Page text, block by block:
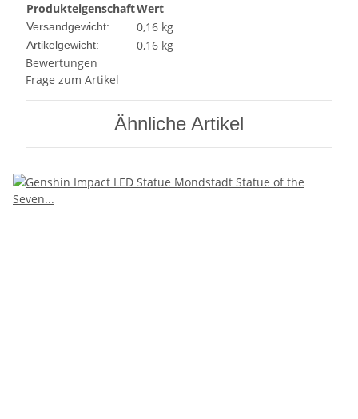
ProdukteigenschaftWert
Versandgewicht: 0,16 kg
Artikelgewicht: 0,16 kg
Bewertungen
Frage zum Artikel
Ähnliche Artikel